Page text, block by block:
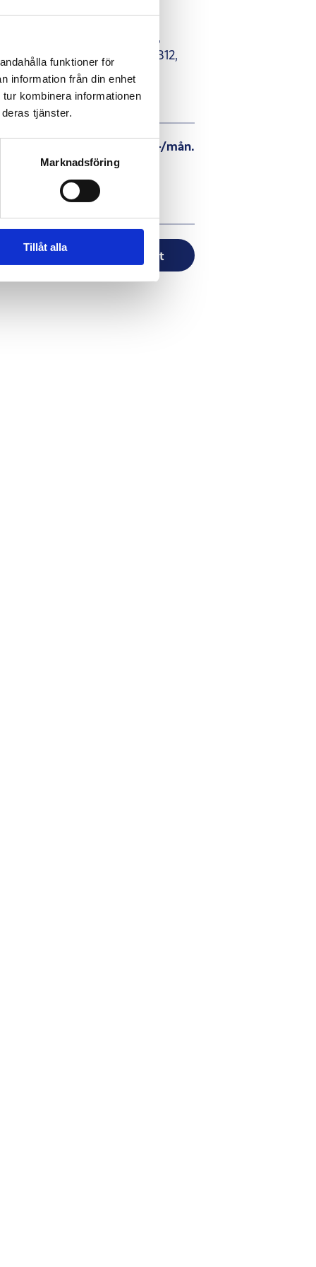
funktioner för
information från din enhet
kombinera informationen
tjänster.
Marknadsföring
Tillåt alla
mg
Fenugreek per dag + Zink,
B1, B2, B3, B5, B6, B9, B12,
D3.
349:-/mån.
varannan mån.
Fortsätt